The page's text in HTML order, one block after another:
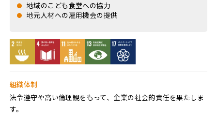
地域のこども食堂への協力
地元人材への雇用機会の提供
組織体制
法令遵守や高い倫理観をもって、企業の社会的責任を果たしま
す。